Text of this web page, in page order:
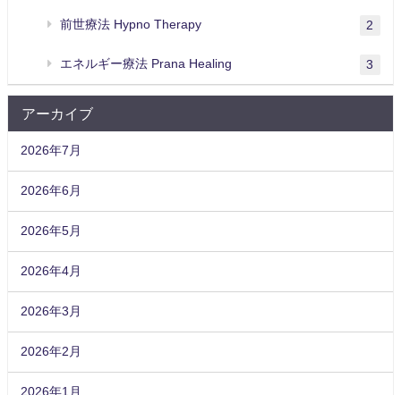
前世療法 Hypno Therapy 2
エネルギー療法 Prana Healing 3
アーカイブ
2026年7月
2026年6月
2026年5月
2026年4月
2026年3月
2026年2月
2026年1月